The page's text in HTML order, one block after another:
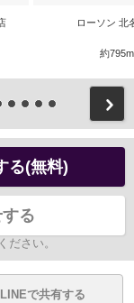
ローソン 北
約
る(無料)
る
ださい。
LINEで共有する